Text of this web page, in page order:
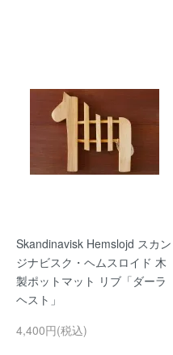
Skandinavisk Hemslojd スカン
ジナビスク・ヘムスロイド 木
製ポットマット リブ「ダーラ
ヘスト」
4,400円(税込)